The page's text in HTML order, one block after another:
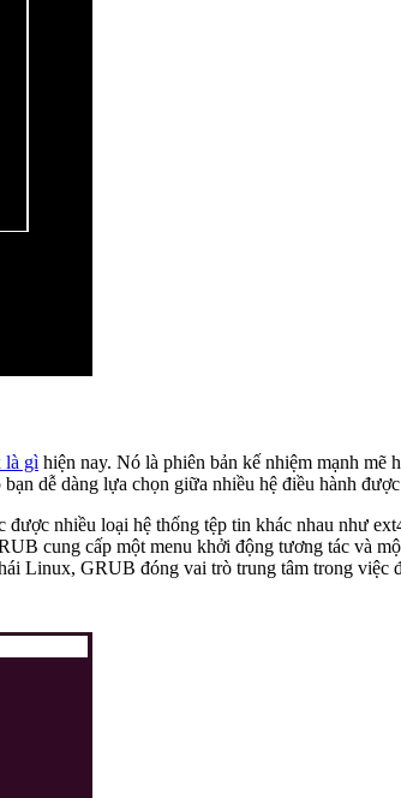
là gì hiện nay. Nó là phiên bản kế nhiệm mạnh
dễ dàng lựa chọn giữa nhiều hệ điều hành
nhiều loại hệ thống tệp tin khác nhau như
cung cấp một menu khởi động tương tác và
Linux, GRUB đóng vai trò trung tâm trong việc